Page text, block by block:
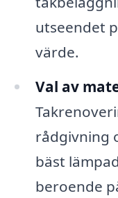
utseendet
värde.
Val av
rådgivning
bäst
beroende